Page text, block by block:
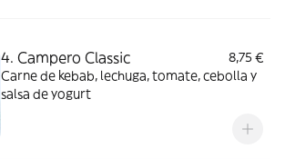
4. Campero Classic
8,75 €
Carne de kebab, lechuga, tomate, cebolla y
salsa de yogurt